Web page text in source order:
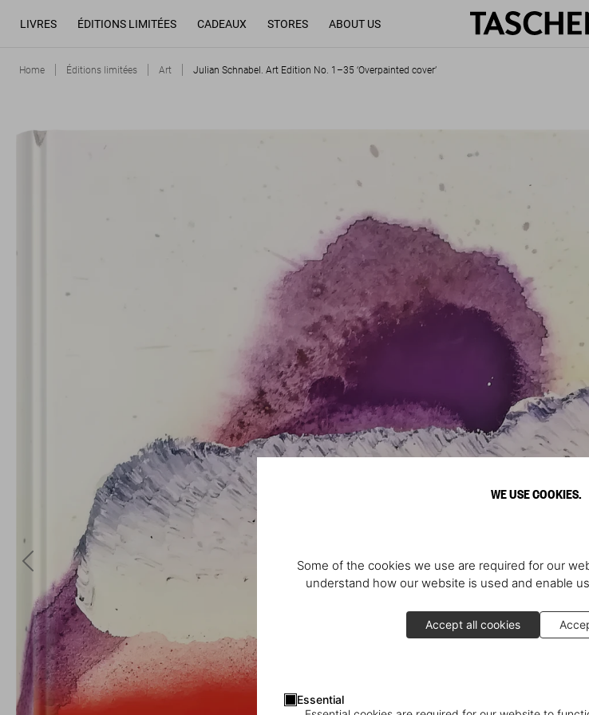
WE USE COOKIES.
Some of the cookies we use are required for our
understand how our website is used and enable
Accept all cookies
Essential
LIVRES ÉDITIONS LIMITÉES CADEAUX STORES ABOUT US
Home Éditions limitées Art Julian Schnabel. Art Edition No. 1–35 ‘Overpainted cover’